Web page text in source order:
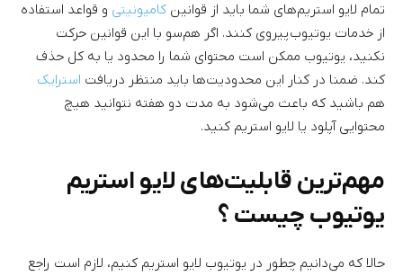
تمام لایو استریم‌های شما باید از قوانین کامیونیتی و قواعد استفاده
از خدمات یوتیوب پیروی کنند. اگر هم‌سو با این قوانین حرکت
نکنید، یوتیوب ممکن است محتوای شما را محدود یا به کل حذف
کند. ضمنا در کنار این محدودیت‌ها باید منتظر دریافت استرایک
هم باشید که باعث می‌شود به مدت دو هفته نتوانید هیچ
محتوایی آپلود یا لایو استریم کنید.
مهم‌ترین قابلیت‌های لایو استریم
یوتیوب چیست ؟
حالا که می‌دانیم چطور در یوتیوب لایو استریم کنیم، لازم است راجع